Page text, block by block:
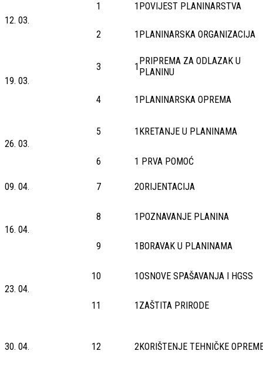
12. 03.
1 1 POVIJEST PLANINARSTVA
2 1 PLANINARSKA ORGANIZACIJA
19. 03.
3 1
PRIPREMA ZA ODLAZAK U
PLANINU
4 1 PLANINARSKA OPREMA
26. 03.
5 1 KRETANJE U PLANINAMA
6 1 PRVA POMOĆ
09. 04. 7 2ORIJENTACIJA
16. 04.
8 1 POZNAVANJE PLANINA
9 1 BORAVAK U PLANINAMA
23. 04.
10 1OSNOVE SPAŠAVANJA I HGSS
11 1 ZAŠTITA PRIRODE
30. 04. 12 2KORIŠTENJE TEHNIČKE